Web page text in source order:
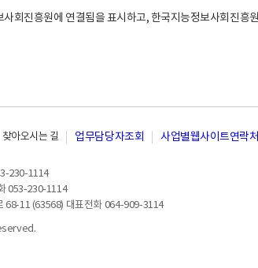
회진흥원에 연결됨을 표시하고, 한국지능정보사회진
찾아오시는 길 업무담당자조회 사업별웹사이트연락처
230-1114
053-230-1114
68-11 (63568) 대표전화 064-909-3114